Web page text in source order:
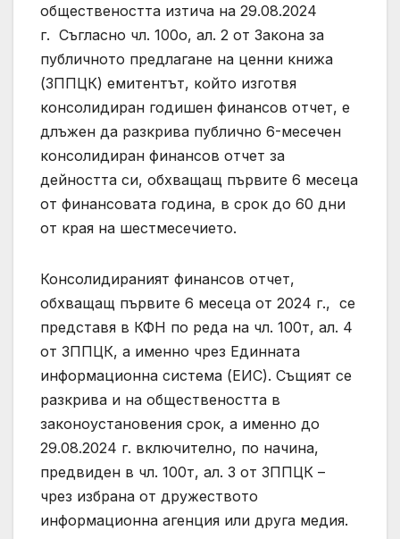
обществеността изтича на 29.08.2024
г. Съгласно чл. 100о, ал. 2 от Закона за
публичното предлагане на ценни книжа
(ЗППЦК) емитентът, който изготвя
консолидиран годишен финансов отчет, е
длъжен да разкрива публично 6-месечен
консолидиран финансов отчет за
дейността си, обхващащ първите 6 месеца
от финансовата година, в срок до 60 дни
от края на шестмесечието.
Консолидираният финансов отчет,
обхващащ първите 6 месеца от 2024 г., се
представя в КФН по реда на чл. 100т, ал. 4
от ЗППЦК, а именно чрез Единната
информационна система (ЕИС). Същият се
разкрива и на обществеността в
законоустановения срок, а именно до
29.08.2024 г. включително, по начина,
предвиден в чл. 100т, ал. 3 от ЗППЦК –
чрез избрана от дружеството
информационна агенция или друга медия.